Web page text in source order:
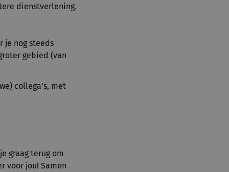
dienstverlening.
je nog steeds
gebied (van
collega's, met
graag terug om
voor jou! Samen